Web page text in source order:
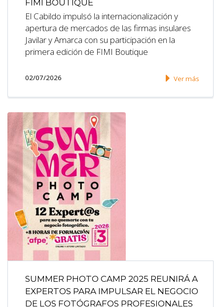
FIMI BOUTIQUE
El Cabildo impulsó la internacionalización y
apertura de mercados de las firmas insulares
Javilar y Amarca con su participación en la
primera edición de FIMI Boutique
02/07/2026 Ver más
SUMMER PHOTO CAMP 2025 REUNIRÁ A
EXPERTOS PARA IMPULSAR EL NEGOCIO
DE LOS FOTÓGRAFOS PROFESIONALES